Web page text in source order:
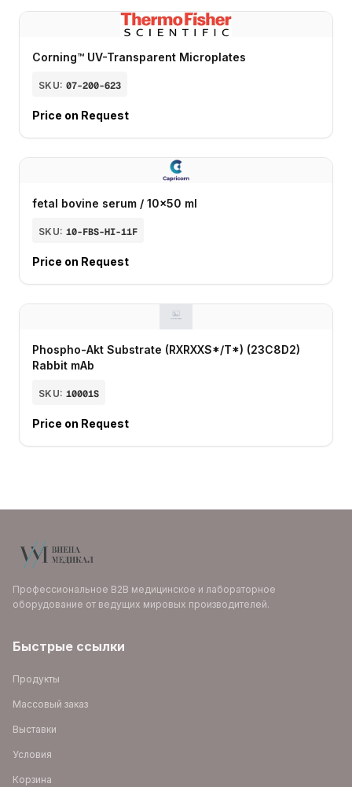
Corning™ UV-Transparent Microplates
SKU: 07-200-623
Price on Request
fetal bovine serum / 10x50 ml
SKU: 10-FBS-HI-11F
Price on Request
Phospho-Akt Substrate (RXRXXS*/T*) (23C8D2)
Rabbit mAb
SKU: 10001S
Price on Request
Профессиональное B2B медицинское и лабораторное
оборудование от ведущих мировых производителей.
Быстрые ссылки
Продукты
Массовый заказ
Выставки
Условия
Корзина